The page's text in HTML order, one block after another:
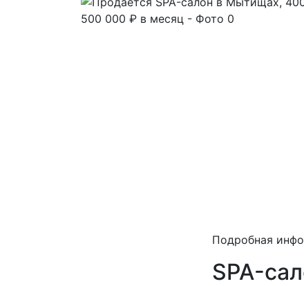
Подробная
SPA-